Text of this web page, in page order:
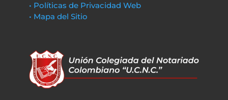
• Políticas de Privacidad Web
• Mapa del Sitio